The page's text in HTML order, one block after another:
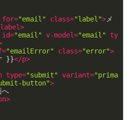
for="email" class="label">メ
label>
id="email" v-model="email"
ty
="emailError" class="error">
}}</p>
type="submit" variant="prima
button">
へ
>